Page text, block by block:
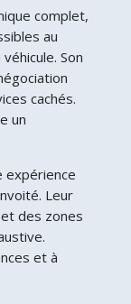
complet,
au
Son
cachés.
un
expérience
Leur
des zones
et à